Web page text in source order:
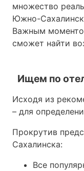
множество
Южно-
Важным
сможет найти
Ищем по
Исходя из
– для
Прокрутив
Сахалинска:
Все